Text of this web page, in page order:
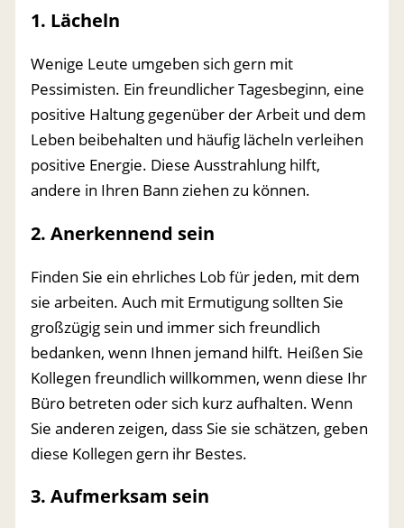
1. Lächeln
Wenige Leute umgeben sich gern mit
Pessimisten. Ein freundlicher Tagesbeginn, eine
positive Haltung gegenüber der Arbeit und dem
Leben beibehalten und häufig lächeln verleihen
positive Energie. Diese Ausstrahlung hilft,
andere in Ihren Bann ziehen zu können.
2. Anerkennend sein
Finden Sie ein ehrliches Lob für jeden, mit dem
sie arbeiten. Auch mit Ermutigung sollten Sie
großzügig sein und immer sich freundlich
bedanken, wenn Ihnen jemand hilft. Heißen Sie
Kollegen freundlich willkommen, wenn diese Ihr
Büro betreten oder sich kurz aufhalten. Wenn
Sie anderen zeigen, dass Sie sie schätzen, geben
diese Kollegen gern ihr Bestes.
3. Aufmerksam sein